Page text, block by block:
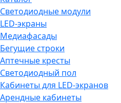
Светодиодные модули
LED-экраны
Медиафасады
Бегущие строки
Аптечные кресты
Светодиодный пол
Кабинеты для LED-экранов
Арендные кабинеты